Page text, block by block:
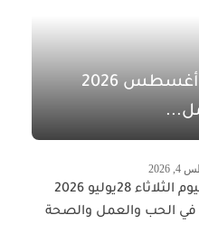
أبراج اليوم الخميس 6 أغسطس 2026
أبراج اليوم الثلاثاء 28يوليو 2026
في الحب والعمل والصحة